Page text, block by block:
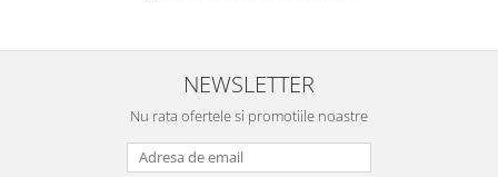
NEWSLETTER
Nu rata ofertele si promotiile noastre